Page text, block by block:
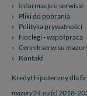
Pliki do pobrania
Polityka prywatności
Noclegi - współpraca
Cennik serwisu
Kontakt
mazury24.eu (c) 2018-
stronie możliwe po